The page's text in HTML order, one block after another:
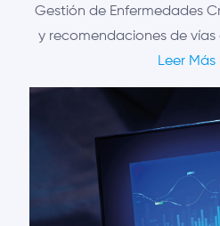
Gestión de Enfermedades
y recomendaciones de vías
Leer Más